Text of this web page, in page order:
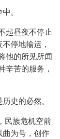
。
起昼夜不停止
停地输运，
他的所见所闻
辛苦的服务，
史的必然。
族危机空前
曲为号，创作